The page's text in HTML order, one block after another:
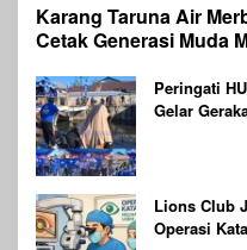
Karang Taruna Air
Cetak Generasi Muda
Peringati
Gelar
Lions Club
Operasi